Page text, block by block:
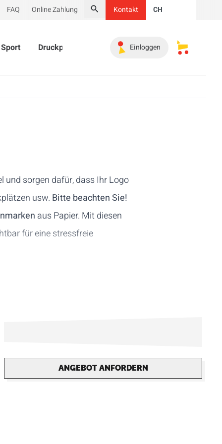
FAQ Online Zahlung
Suche
Kontakt CH
Sport Druckprodukte Werbeartikel Must-haves
Einloggen Meine
und sorgen dafür, dass Ihr Logo
usw. Bitte beachten Sie!
aus Papier. Mit diesen
für eine stressfreie
ANGEBOT ANFORDERN